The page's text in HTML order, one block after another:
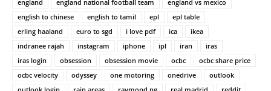
england
england national football team
england vs mexico
english to chinese
english to tamil epl
epl table
erling haaland
euro to sgd i love pdf ica
ikea
indranee rajah
instagram iphone ipl iran
iras
iras login
obsession obsession movie ocbc
ocbc share price
ocbc velocity
odyssey one motoring onedrive
outlook